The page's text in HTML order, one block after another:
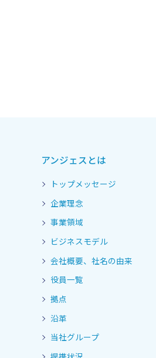
アンジェスとは
トップメッセージ
企業理念
事業領域
ビジネスモデル
会社概要、社名の由来
役員一覧
拠点
沿革
当社グループ